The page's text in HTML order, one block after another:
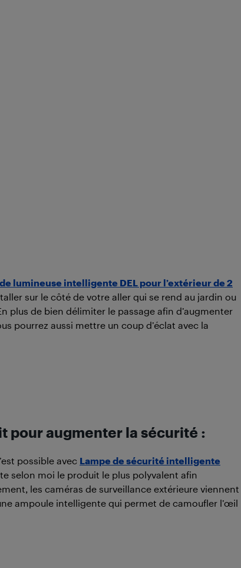
lumineuse intelligente DEL pour l’extérieur de 2
sur le côté de votre aller qui se rend au jardin ou
plus de bien délimiter le passage afin d’augmenter
pourrez aussi mettre un coup d’éclat avec la
pour augmenter la sécurité :
possible avec Lampe de sécurité intelligente
selon moi le produit le plus polyvalent afin
les caméras de surveillance extérieure viennent
ampoule intelligente qui permet de camoufler l’œil